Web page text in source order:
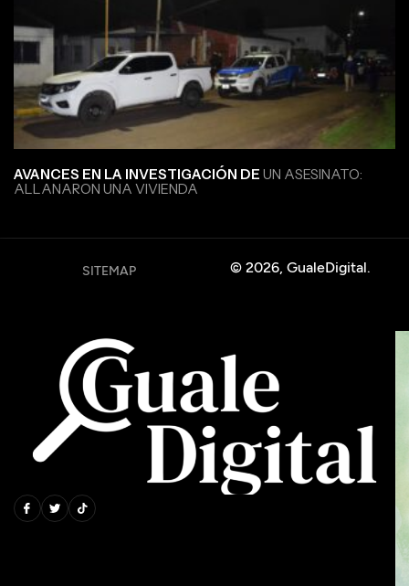
AVANCES EN LA INVESTIGACIÓN DE UN ASESINATO:
ALLANARON UNA VIVIENDA
© 2026, GualeDigital.
SITEMAP